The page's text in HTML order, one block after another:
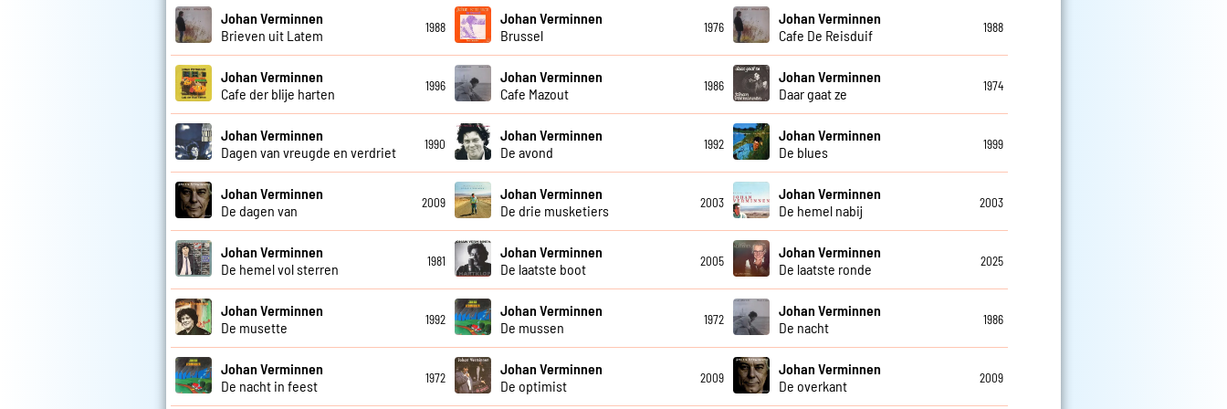
Johan Verminnen
Brieven uit Latem
1988
Johan Verminnen
Brussel
1976
Johan Verminnen
Cafe De Reisduif
1988
Johan Verminnen
Cafe der blije harten
1996
Johan Verminnen
Cafe Mazout
1986
Johan Verminnen
Daar gaat ze
1974
Johan Verminnen
Dagen van vreugde en verdriet
1990
Johan Verminnen
De avond
1992
Johan Verminnen
De blues
1999
Johan Verminnen
De dagen van
2009
Johan Verminnen
De drie musketiers
2003
Johan Verminnen
De hemel nabij
2003
Johan Verminnen
De hemel vol sterren
1981
Johan Verminnen
De laatste boot
2005
Johan Verminnen
De laatste ronde
2025
Johan Verminnen
De musette
1992
Johan Verminnen
De mussen
1972
Johan Verminnen
De nacht
1986
Johan Verminnen
De nacht in feest
1972
Johan Verminnen
De optimist
2009
Johan Verminnen
De overkant
2009